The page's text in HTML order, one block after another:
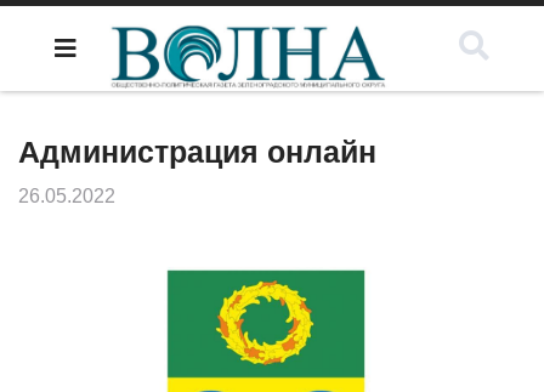
Администрация онлайн
26.05.2022